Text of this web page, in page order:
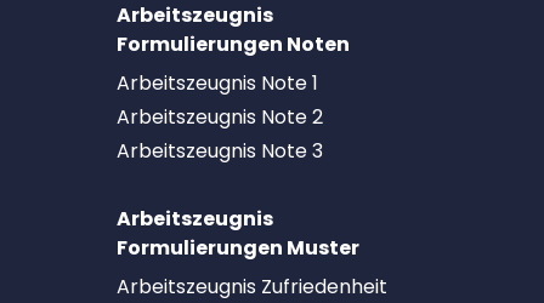
Arbeitszeugnis
Formulierungen Noten
Arbeitszeugnis Note 1
Arbeitszeugnis Note 2
Arbeitszeugnis Note 3
Arbeitszeugnis
Formulierungen Muster
Arbeitszeugnis Zufriedenheit